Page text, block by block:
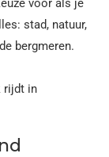
voor als je
stad, natuur,
bergmeren.
rijdt in